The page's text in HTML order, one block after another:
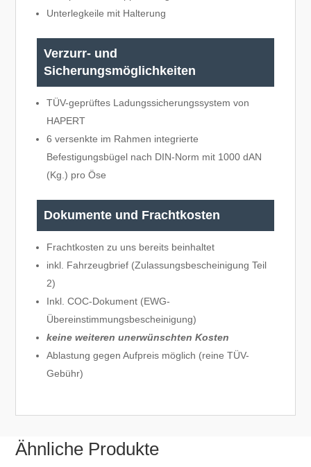
Unterlegkeile mit Halterung
Verzurr- und
Sicherungsmöglichkeiten
TÜV-geprüftes Ladungssicherungssystem von
HAPERT
6 versenkte im Rahmen integrierte
Befestigungsbügel nach DIN-Norm mit 1000 dAN
(Kg.) pro Öse
Dokumente und Frachtkosten
Frachtkosten zu uns bereits beinhaltet
inkl. Fahrzeugbrief (Zulassungsbescheinigung Teil
2)
Inkl. COC-Dokument (EWG-
Übereinstimmungsbescheinigung)
keine weiteren unerwünschten Kosten
Ablastung gegen Aufpreis möglich (reine TÜV-
Gebühr)
Ähnliche Produkte